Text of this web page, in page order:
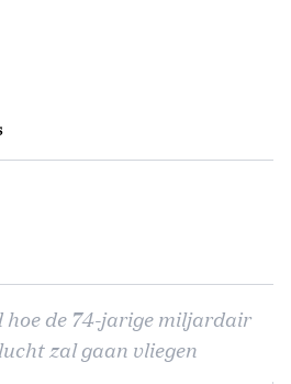
hoe de 74-jarige miljardair
zal gaan vliegen